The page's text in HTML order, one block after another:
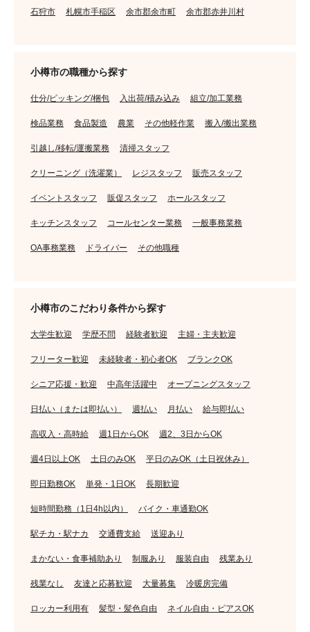
石狩市 札幌市手稲区 余市郡余市町 余市郡赤井川村
小樽市の職種から探す
仕分/ピッキング/梱包 入出荷/積み込み 組立/加工業務
検品業務 食品製造 農業 その他軽作業 搬入/搬出業務
引越し/移転/運搬業務 清掃スタッフ
クリーニング（洗濯業） レジスタッフ 販売スタッフ
イベントスタッフ 販促スタッフ ホールスタッフ
キッチンスタッフ コールセンター業務 一般事務業務
OA事務業務 ドライバー その他職種
小樽市のこだわり条件から探す
大学生歓迎 学歴不問 経験者歓迎 主婦・主夫歓迎
フリーター歓迎 未経験者・初心者OK ブランクOK
シニア応援・歓迎 中高年活躍中 オープニングスタッフ
日払い（または即払い） 週払い 月払い 給与即払い
高収入・高時給 週1日からOK 週2、3日からOK
週4日以上OK 土日のみOK 平日のみOK（土日祝休み）
即日勤務OK 単発・1日OK 長期歓迎
短時間勤務（1日4h以内） バイク・車通勤OK
駅チカ・駅ナカ 交通費支給 送迎あり
まかない・食事補助あり 制服あり 服装自由 残業あり
残業なし 友達と応募歓迎 大量募集 冷暖房完備
ロッカー利用有 髪型・髪色自由 ネイル自由・ピアスOK